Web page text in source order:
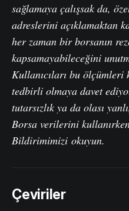
sağlamaya çalışsak da,
adreslerini açıklamaktan
her zaman bir borsanın
kapsamayabileceğini
Kullanıcıları bu
tedbirli olmaya davet
tutarsızlık ya da olası
Borsa verilerini
Bildirimimizi okuyun.
Çeviriler